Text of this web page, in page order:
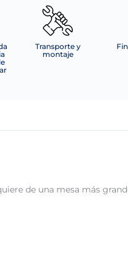
Transporte y
montaje
de una mesa más